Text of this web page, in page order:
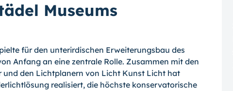
Museums
für den unterirdischen Erweiterungsbau des
Anfang an eine zentrale Rolle. Zusam­men mit den
den Lichtplanern von Licht Kunst Licht hat
realisiert, die höchste konservatorische